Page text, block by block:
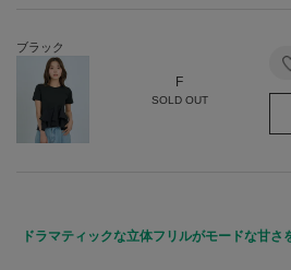
ブラック
F
SOLD OUT
ドラマティックな立体フリルがモードな甘さ